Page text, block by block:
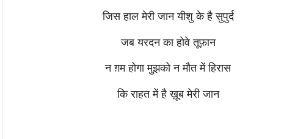
जिस हाल मेरी जान यीशु के है सुपुर्द
जब यरदन का होवे तूफ़ान
न ग़म होगा मुझको न मौत में हिरास
कि राहत में है ख़ूब मेरी जान